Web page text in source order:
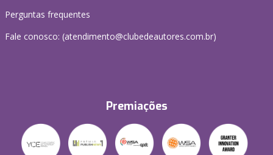
Perguntas frequentes
Fale conosco: (atendimento@clubedeautores.com.br)
Premiações